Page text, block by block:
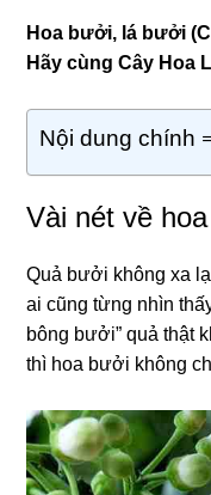
Hoa bưởi, lá bưởi
Hãy cùng Cây Hoa
Nội dung chính
Vài nét về
Quả bưởi không xa
ai cũng từng nhìn
bông bưởi” quả thật
thì hoa bưởi không